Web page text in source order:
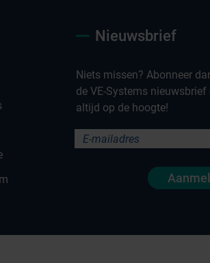
Nieuwsbrief
Niets missen? Abonneer
de VE-Systems
altijd op de hoogte!